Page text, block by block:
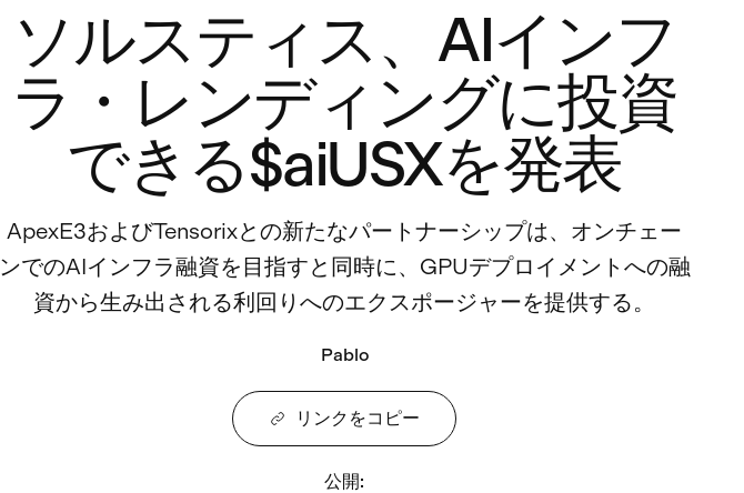
ソルスティス、AIインフ
ラ・レンディングに投資
できる$aiUSXを発表
ApexE3およびTensorixとの新たなパートナーシップは、オンチェー
ンでのAIインフラ融資を目指すと同時に、GPUデプロイメントへの融
資から生み出される利回りへのエクスポージャーを提供する。
Pablo
リンクをコピー
公開: